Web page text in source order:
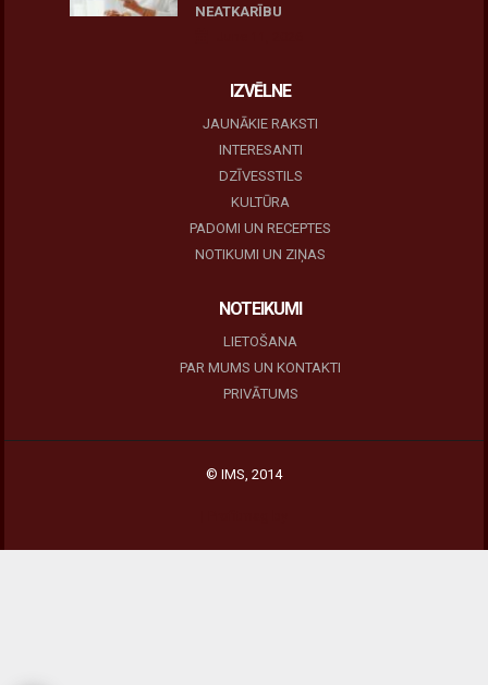
NEATKARĪBU
IZVĒLNE
JAUNĀKIE RAKSTI
INTERESANTI
DZĪVESSTILS
KULTŪRA
PADOMI UN RECEPTES
NOTIKUMI UN ZIŅAS
NOTEIKUMI
LIETOŠANA
PAR MUMS UN KONTAKTI
PRIVĀTUMS
© IMS, 2014